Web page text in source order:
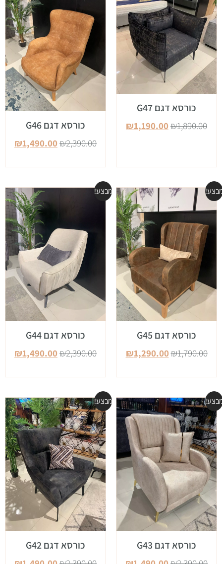
כורסא דגם G47
₪1,890.00
₪1,190.00 כורסא דגם G46
₪2,390.00
₪1,490.00
כורסא דגם G45
₪1,790.00
₪1,290.00
מבצע!
כורסא דגם G44
₪2,390.00
₪1,490.00
כורסא דגם G43
מבצע!
כורסא דגם G42